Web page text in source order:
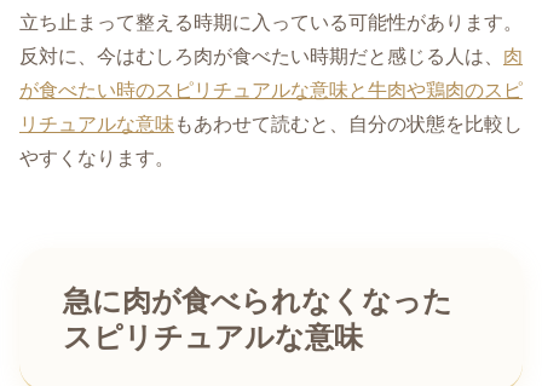
立ち止まって整える時期に入っている可能性があります。
反対に、今はむしろ肉が食べたい時期だと感じる人は、 肉
が食べたい時のスピリチュアルな意味と牛肉や鶏肉のスピ
リチュアルな意味 もあわせて読むと、自分の状態を比較し
やすくなります。
急に肉が食べられなくなった
スピリチュアルな意味